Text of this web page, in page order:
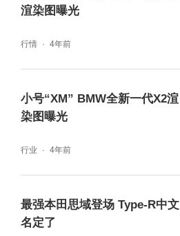
渲染图曝光
行情 4年前
小号“XM” BMW全新一代X2渲
染图曝光
行业 4年前
最强本田思域登场 Type-R中文
名定了